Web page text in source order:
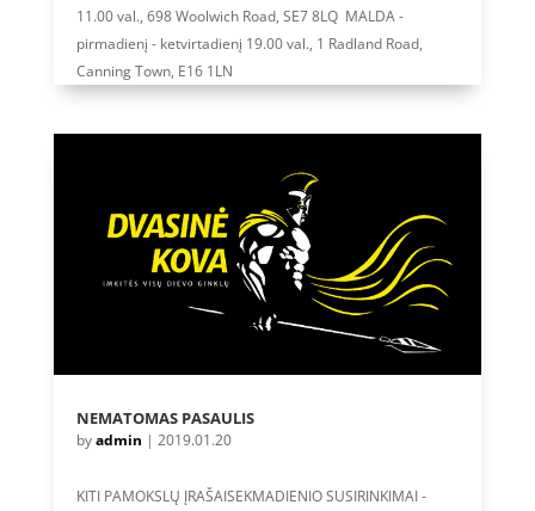
11.00 val., 698 Woolwich Road, SE7 8LQ MALDA -
pirmadienį - ketvirtadienį 19.00 val., 1 Radland Road,
Canning Town, E16 1LN
NEMATOMAS PASAULIS
byadmin | 2019.01.20
KITI PAMOKSLŲ ĮRAŠAISEKMADIENIO SUSIRINKIMAI -